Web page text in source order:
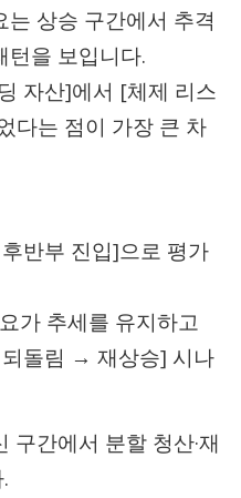
상승 구간에서 추격
턴을 보입니다.
자산]에서 [체제 리스
다는 점이 가장 큰 차
반부 진입]으로 평가
가 추세를 유지하고
돌림 → 재상승] 시나
구간에서 분할 청산·재